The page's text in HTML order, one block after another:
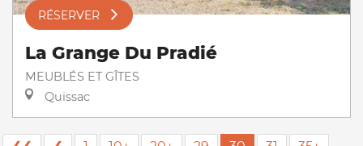
RÉSERVER
La Grange Du Pradié
MEUBLÉS ET GÎTES
Quissac